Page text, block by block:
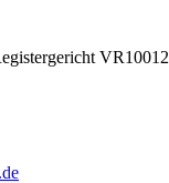
VR10012